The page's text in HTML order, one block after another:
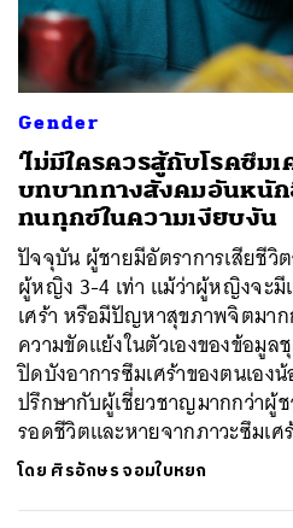
Gender
‘ไม่มีใครควรสู้กับโรคซึม
บทบาททางสังคมอันหนัก
ทนทุกข์ในความเงียบงัน
ปัจจุบัน ผู้ชายมีอัตราการเสียชีวิ
ผู้หญิง 3-4 เท่า แม้ว่าผู้หญิงจะมี
เศร้า หรือมีปัญหาสุขภาพจิตมา
ความขัดแย้งในตัวเองของข้อมู
ปิดบังอาการซึมเศร้าของตนเอง
ปรึกษากับผู้เชี่ยวชาญมากกว่าผู้
รอดชีวิตและหายจากภาวะซึมเศ
โดย ศิรอักษร จอมใบหยก
ค้นหา